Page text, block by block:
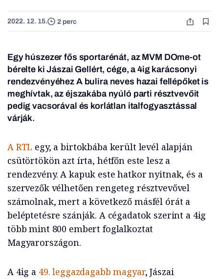
2022. 12. 15. 2 perc
Egy húszezer fős sportarénát, az MVM DOme-ot
bérelte ki Jászai Gellért, cége, a 4ig karácsonyi
rendezvényéhez A bulira neves hazai fellépőket is
meghívtak, az éjszakába nyúló parti résztvevőit
pedig vacsorával és korlátlan italfogyasztással
várják.
A RTL egy, a birtokbába került levél alapján
csütörtökön azt írta, hétfőn este lesz a
rendezvény. A kapuk este hatkor nyitnak, és a
szervezők vélhetően rengeteg résztvevővel
számolnak, mert a következő másfél órát a
beléptetésre szánják. A cégadatok szerint a 4ig
több mint 800 embert foglalkoztat
Magyarországon.
A 4ig a 49. leggazdagabb magyar, Jászai